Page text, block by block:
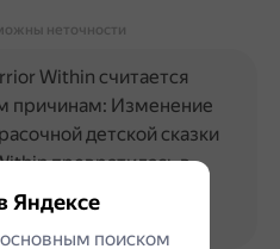
неточности
Within считается
причинам: Изменение
детской сказки
превратилась в
немного готичный
Яндексе
поиском